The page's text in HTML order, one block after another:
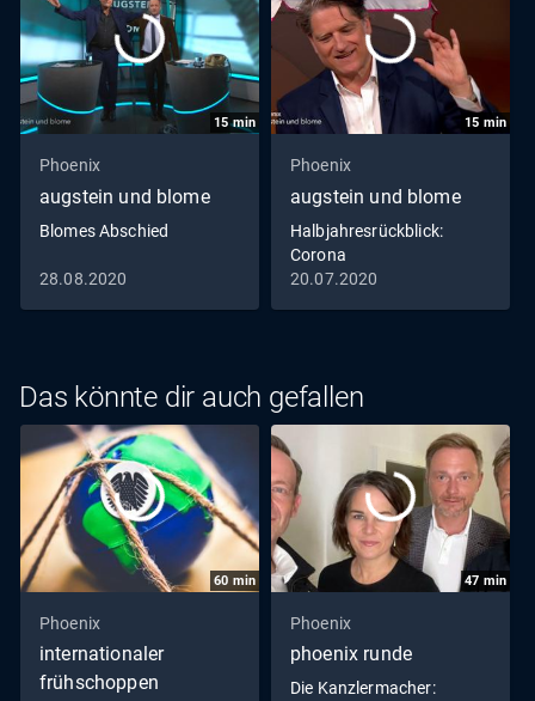
15min
Phoenix
augstein und blome
Blomes Abschied
28.08.2020
15 min
Phoenix
augstein und blome
Halbjahresrückblick:
Corona
20.07.2020
Das könnte dir auch gefallen
60 min
Phoenix
internationaler
frühschoppen
47 min
Phoenix
phoenix runde
Die Kanzlermacher: